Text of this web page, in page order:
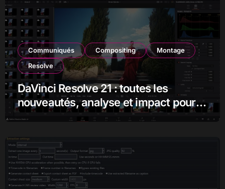
Communiqués Compositing
Montage
Resolve
DaVinci Resolve 21 : toutes les
nouveautés, analyse et impact pour
les monteurs, étalonneurs et